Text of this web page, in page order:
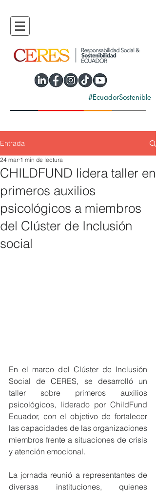
#EcuadorSostenible
Entrada
CHILDFUND lidera taller en
primeros auxilios
psicológicos a miembros
del Clúster de Inclusión
social
24 mar 1 min de lectura
En el marco del Clúster de Inclusión
Social de CERES, se desarrolló un
taller sobre primeros auxilios
psicológicos, liderado por ChildFund
Ecuador, con el objetivo de fortalecer
las capacidades de las organizaciones
miembros frente a situaciones de crisis
y atención emocional.
La jornada reunió a representantes de
diversas instituciones, quienes